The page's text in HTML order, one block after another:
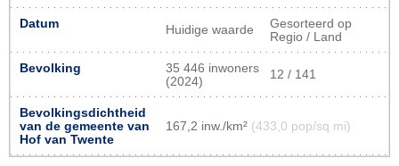
Datum Huidige waarde
Gesorteerd op
Regio / Land
Bevolking
35 446 inwoners
(2024)
12 / 141
Bevolkingsdichtheid
van de gemeente van
Hof van Twente
167,2 inw./km² (433,0 pop/sq mi)